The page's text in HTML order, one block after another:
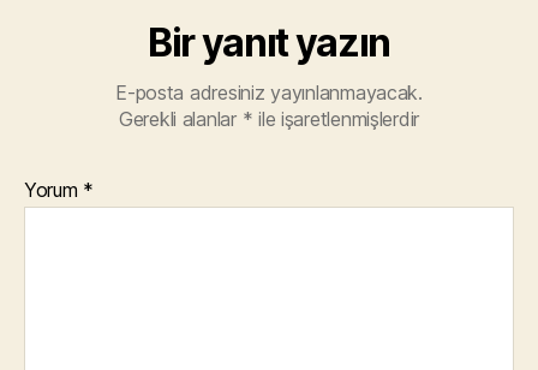
Bir yanıt yazın
E-posta adresiniz yayınlanmayacak.
Gerekli alanlar * ile işaretlenmişlerdir
Yorum *